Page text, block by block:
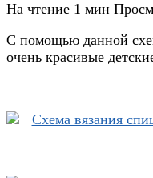
На чтение 1 мин
С помощью данной
очень красивые